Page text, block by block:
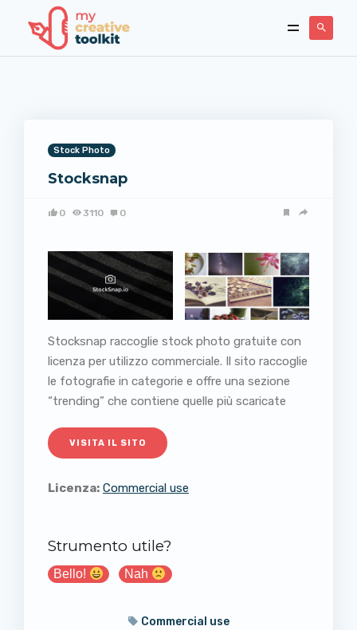
Stock Photo
Stocksnap
0 3110 0
Stocksnap raccoglie stock photo gratuite con
licenza per utilizzo commerciale. Il sito raccoglie
le fotografie in categorie e offre una sezione
“trending” che contiene quelle più scaricate
VISITA IL SITO
Licenza: Commercial use
Strumento utile?
Bello! Nah
Commercial use